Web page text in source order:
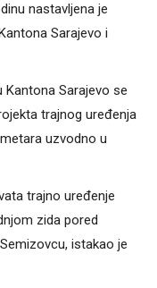
nastavljena je
Sarajevo i
Sarajevo se
trajnog uređenja
uzvodno u
trajno uređenje
zida pored
istakao je